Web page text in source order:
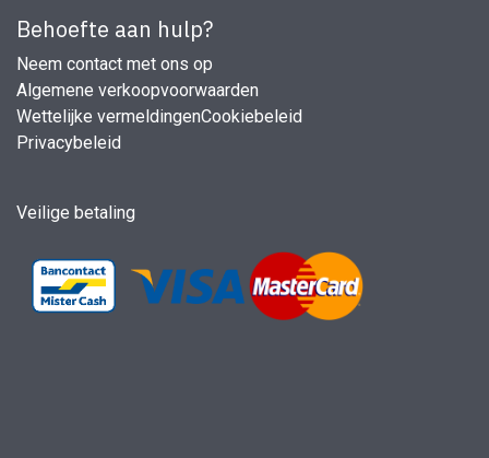
Behoefte aan hulp?
Neem contact met ons op
Algemene verkoopvoorwaarden
Wettelijke vermeldingenCookiebeleid
Privacybeleid
Veilige betaling